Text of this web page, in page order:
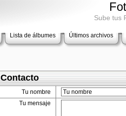
Sube tus
Lista de álbumes Últimos archivos
Contacto
Tu nombre
Tu mensaje